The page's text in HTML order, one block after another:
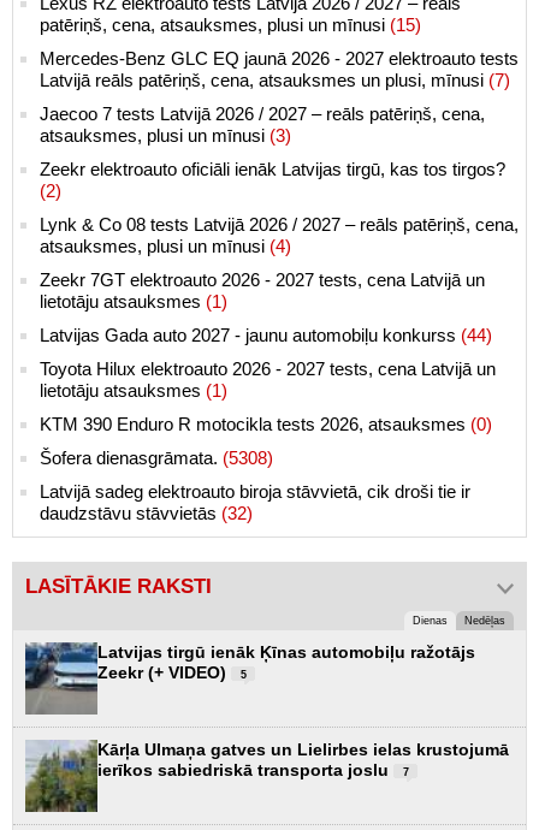
patēriņš, cena, atsauksmes, plusi un mīnusi (15)
Mercedes-Benz GLC EQ jaunā 2026 - 2027 elektroauto tests
Latvijā reāls patēriņš, cena, atsauksmes un plusi, mīnusi (7)
Jaecoo 7 tests Latvijā 2026 / 2027 – reāls patēriņš, cena,
atsauksmes, plusi un mīnusi (3)
Zeekr elektroauto oficiāli ienāk Latvijas tirgū, kas tos tirgos?
(2)
Lynk & Co 08 tests Latvijā 2026 / 2027 – reāls patēriņš, cena,
atsauksmes, plusi un mīnusi (4)
Zeekr 7GT elektroauto 2026 - 2027 tests, cena Latvijā un
lietotāju atsauksmes (1)
Latvijas Gada auto 2027 - jaunu automobiļu konkurss (44)
Toyota Hilux elektroauto 2026 - 2027 tests, cena Latvijā un
lietotāju atsauksmes (1)
KTM 390 Enduro R motocikla tests 2026, atsauksmes (0)
Šofera dienasgrāmata. (5308)
Latvijā sadeg elektroauto biroja stāvvietā, cik droši tie ir
daudzstāvu stāvvietās (32)
LASĪTĀKIE RAKSTI
Dienas Nedēļas
Latvijas tirgū ienāk Ķīnas automobiļu ražotājs
Zeekr (+ VIDEO)
5
Kārļa Ulmaņa gatves un Lielirbes ielas krustojumā
ierīkos sabiedriskā transporta joslu
7